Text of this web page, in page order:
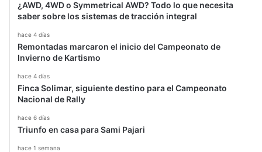
¿AWD, 4WD o Symmetrical AWD? Todo lo que necesita
saber sobre los sistemas de tracción integral
hace 4 días
Remontadas marcaron el inicio del Campeonato de
Invierno de Kartismo
hace 4 días
Finca Solimar, siguiente destino para el Campeonato
Nacional de Rally
hace 6 días
Triunfo en casa para Sami Pajari
hace 1 semana